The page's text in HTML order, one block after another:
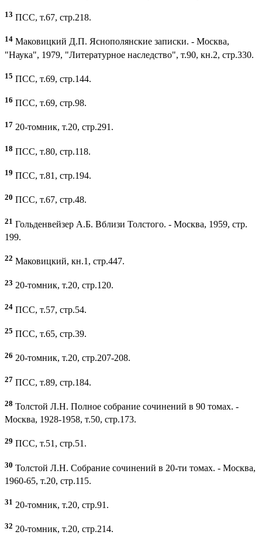
13 ПСС, т.67, стр.218.
14 Маковицкий Д.П. Яснополянские записки. - Москва,
"Наука", 1979, "Литературное наследство", т.90, кн.2, стр.330.
15 ПСС, т.69, стр.144.
16 ПСС, т.69, стр.98.
17 20-томник, т.20, стр.291.
18 ПСС, т.80, стр.118.
19 ПСС, т.81, стр.194.
20 ПСС, т.67, стр.48.
21 Гольденвейзер А.Б. Вблизи Толстого. - Москва, 1959, стр.
199.
22 Маковицкий, кн.1, стр.447.
23 20-томник, т.20, стр.120.
24 ПСС, т.57, стр.54.
25 ПСС, т.65, стр.39.
26 20-томник, т.20, стр.207-208.
27 ПСС, т.89, стр.184.
28 Толстой Л.Н. Полное собрание сочинений в 90 томах. -
Москва, 1928-1958, т.50, стр.173.
29 ПСС, т.51, стр.51.
30 Толстой Л.Н. Собрание сочинений в 20-ти томах. - Москва,
1960-65, т.20, стр.115.
31 20-томник, т.20, стр.91.
32 20-томник, т.20, стр.214.